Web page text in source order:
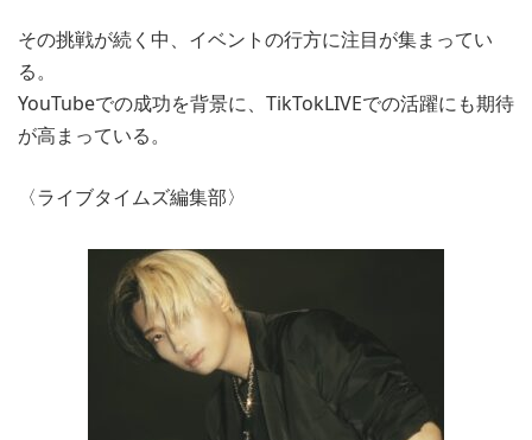
その挑戦が続く中、イベントの行方に注目が集まってい
る。
YouTubeでの成功を背景に、TikTokLIVEでの活躍にも期待
が高まっている。
〈ライブタイムズ編集部〉